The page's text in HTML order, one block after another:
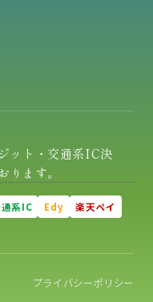
ット・交通系IC決
ります。
系IC Edy
楽天ペイ
プライバシーポリシー